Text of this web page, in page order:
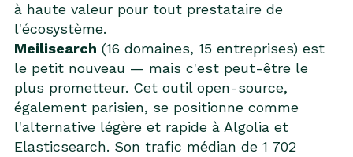
à haute valeur pour tout prestataire de
l'écosystème.
Meilisearch (16 domaines, 15 entreprises) est
le petit nouveau — mais c'est peut-être le
plus prometteur. Cet outil open-source,
également parisien, se positionne comme
l'alternative légère et rapide à Algolia et
Elasticsearch. Son trafic médian de 1 702